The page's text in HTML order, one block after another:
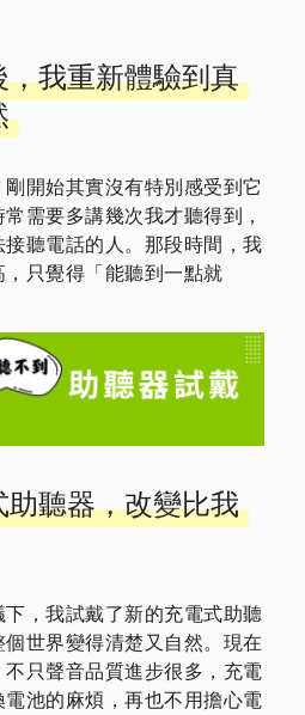
我重新體驗到真
開始其實沒有特別感受到它
需要多講幾次我才聽得到，
聽電話的人。那段時間，我
只覺得「能聽到一點就
聽器，改變比我
，我試戴了新的充電式助聽
世界變得清楚又自然。現在
只聲音品質進步很多，充電
池的麻煩，再也不用擔心電